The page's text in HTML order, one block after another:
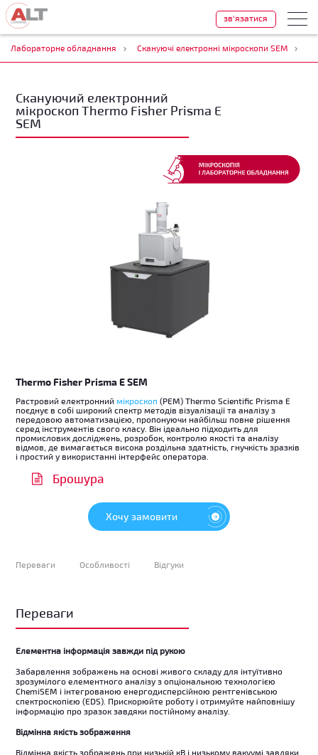
зв'язатися
Лабораторне обладнання Скануючі електронні мікроскопи SEM
Скануючий електронний
мікроскоп Thermo Fisher Prisma E
SEM
Thermo Fisher Prisma E SEM
Растровий електронний мікроскоп (РЕМ) Thermo Scientific Prisma E
поєднує в собі широкий спектр методів візуалізації та аналізу з
передовою автоматизацією, пропонуючи найбільш повне рішення
серед інструментів свого класу. Він ідеально підходить для
промислових досліджень, розробок, контролю якості та аналізу
відмов, де вимагається висока роздільна здатність, гнучкість зразків
і простий у використанні інтерфейс оператора.
Брошура
Хочу замовити
Переваги Особливості Відгуки
Переваги
Елементна інформація завжди під рукою
Забарвлення зображень на основі живого складу для інтуїтивно
зрозумілого елементного аналізу з опціональною технологією
ChemiSEM і інтегрованою енергодисперсійною рентгенівською
спектроскопією (EDS). Прискорюйте роботу і отримуйте найповнішу
інформацію про зразок завдяки постійному аналізу.
Відмінна якість зображення
Відмінна якість зображень при низькій кВ і низькому вакуумі завдяки